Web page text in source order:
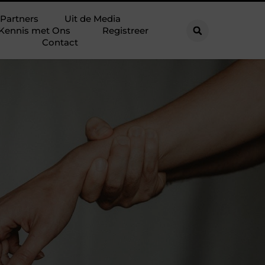
Partners
Uit de Media
met Ons
Registreer
Contact